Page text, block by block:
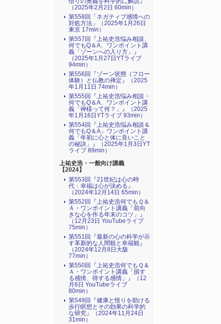
（2025年2月2日 60min）
第558回「ネガティブ感情への
対処方法」（2025年1月26日
東京 17min）
第557回『上祐史浩悩み相談、
何でもQ＆A、ワンポイント講
義「ゾーンへの入り方」』
（2025年1月27日YTライブ
94min）
第556回『ゾーン状態（フロー
体験）と仏教の禅定』（2025
年1月11日 74min）
第555回『上祐史浩悩み相談・
何でもQ＆A、ワンポイント講
義「神様って何？」』（2025
年1月16日YTライブ 93min）
第554回『上祐史浩悩み相談＆
何でもQ＆A」ワンポイント講
義「年初に心と体に良いこと
の秘訣」』（2025年1月3日YT
ライブ 89min）
上祐史浩・一般向け講義
【2024】
第553回『21世紀は心の時
代：幸福は心が決める』
（2024年12月14日 65min）
第552回『上祐史浩何でもＱ＆
Ａ・ワンポイント講義「前向
きな心を作る年末のコツ」』
（12月23日 YouTubeライブ
75min）
第551回『最新の心の科学が示
す革新的な人間観と幸福観』
（2024年12月8日大阪
77min）
第550回『上祐史浩何でもＱ＆
Ａ・ワンポイント講義「損す
る感情、得する感情」』（12
月6日 YouTubeライブ
80min）
第549回『健康と悟りを助ける
歩行瞑想とその効果の科学的
な研究』（2024年11月24日
31min）